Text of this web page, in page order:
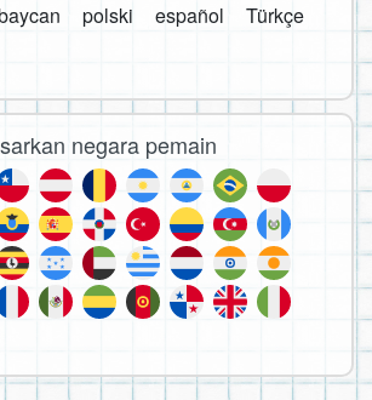
polski español
Türkçe
negara pemain